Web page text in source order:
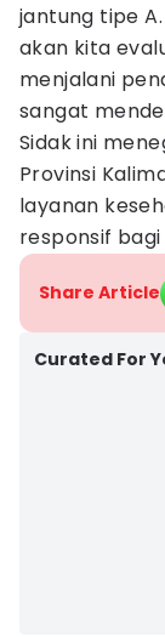
jantung tipe
akan kita
menjalani
sangat
Sidak ini
Provinsi
layanan
responsif
Share Article
Curated For